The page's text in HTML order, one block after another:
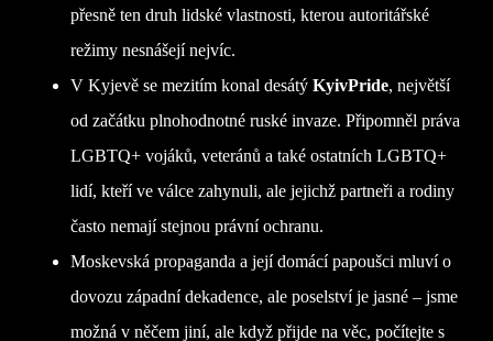
přesně ten druh lidské vlastnosti, kterou autoritářské
režimy nesnášejí nejvíc.
V Kyjevě se mezitím konal desátý KyivPride, největší
od začátku plnohodnotné ruské invaze. Připomněl práva
LGBTQ+ vojáků, veteránů a také ostatních LGBTQ+
lidí, kteří ve válce zahynuli, ale jejichž partneři a rodiny
často nemají stejnou právní ochranu.
Moskevská propaganda a její domácí papoušci mluví o
dovozu západní dekadence, ale poselství je jasné – jsme
možná v něčem jiní, ale když přijde na věc, počítejte s